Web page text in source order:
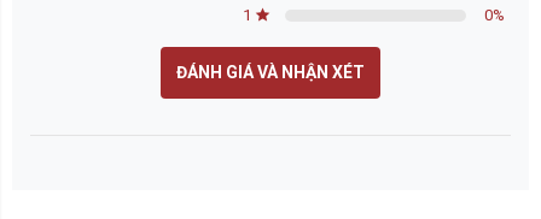
1
0%
ĐÁNH GIÁ VÀ NHẬN XÉT